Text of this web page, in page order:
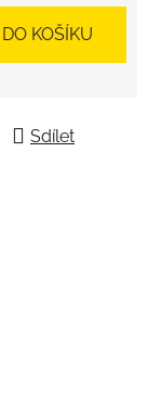
DO KOŠÍKU
Sdílet